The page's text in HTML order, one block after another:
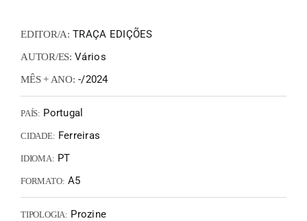
EDITOR/A: TRAÇA EDIÇÕES
AUTOR/ES: Vários
MÊS + ANO: -/2024
PAÍS: Portugal
CIDADE: Ferreiras
IDIOMA: PT
FORMATO: A5
TIPOLOGIA: Prozine